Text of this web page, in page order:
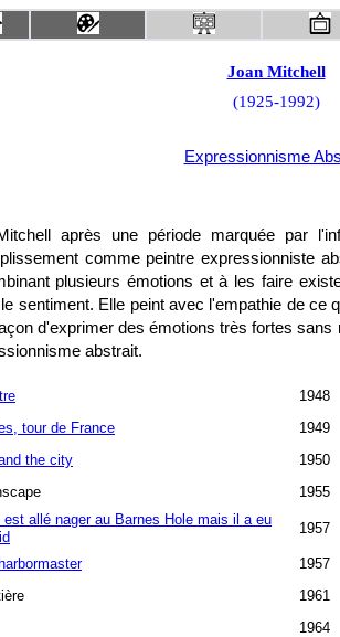
Joan Mitchell
(1925-1992)
Expressionnisme
après une période marquée par
comme peintre expressionniste
plusieurs émotions et à les faire
sentiment. Elle peint avec l'empathie de ce
d'exprimer des émotions très fortes
abstrait.
1948
tour de France
1949
the city
1950
1955
est allé nager au Barnes Hole mais il a eu
1957
1957
1961
1964